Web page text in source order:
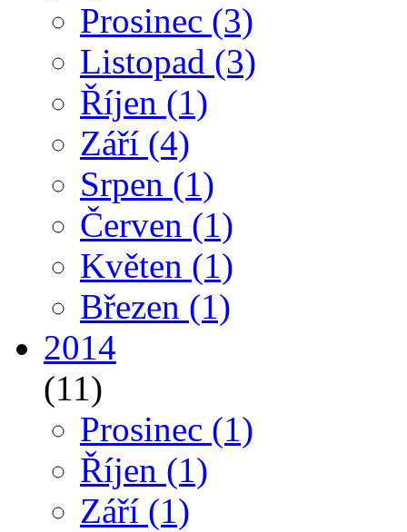
Prosinec (3)
Listopad (3)
Říjen (1)
Září (4)
Srpen (1)
Červen (1)
Květen (1)
Březen (1)
2014
(11)
Prosinec (1)
Říjen (1)
Září (1)